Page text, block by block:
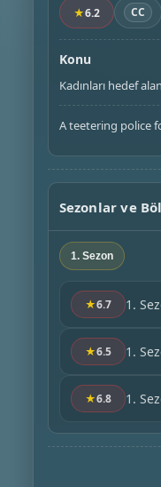
★6.2 CC
Konu
Kadınları hedef
A teetering police
Sezonlar ve
1. Sezon
★6.7 1.
★6.5 1.
★6.8 1.